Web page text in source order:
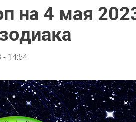
на 4 мая
- 14:54